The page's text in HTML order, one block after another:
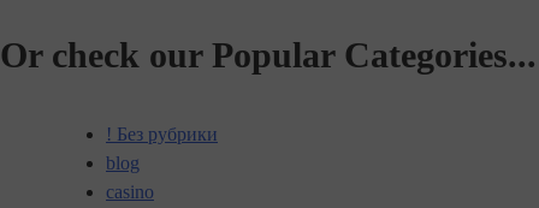
Or check our Popular Categories...
! Без рубрики
blog
casino